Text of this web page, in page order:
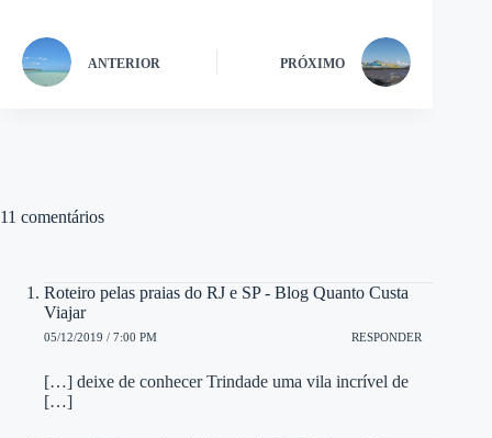
ANTERIOR PRÓXIMO
11 comentários
Roteiro pelas praias do RJ e SP - Blog Quanto Custa
Viajar
05/12/2019 / 7:00 PM RESPONDER
[…] deixe de conhecer Trindade uma vila incrível de
[…]